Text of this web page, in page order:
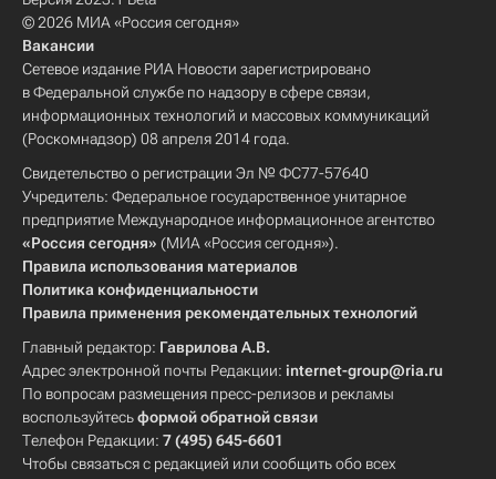
© 2026 МИА «Россия сегодня»
Вакансии
Сетевое издание РИА Новости зарегистрировано
в Федеральной службе по надзору в сфере связи,
информационных технологий и массовых коммуникаций
(Роскомнадзор) 08 апреля 2014 года.
Свидетельство о регистрации Эл № ФС77-57640
Учредитель: Федеральное государственное унитарное
предприятие Международное информационное агентство
«Россия сегодня» (МИА «Россия сегодня»).
Правила использования материалов
Политика конфиденциальности
Правила применения рекомендательных технологий
Главный редактор: Гаврилова А.В.
Адрес электронной почты Редакции: internet-group@ria.ru
По вопросам размещения пресс-релизов и рекламы
воспользуйтесьформой обратной связи
Телефон Редакции: 7 (495) 645-6601
Чтобы связаться с редакцией или сообщить обо всех